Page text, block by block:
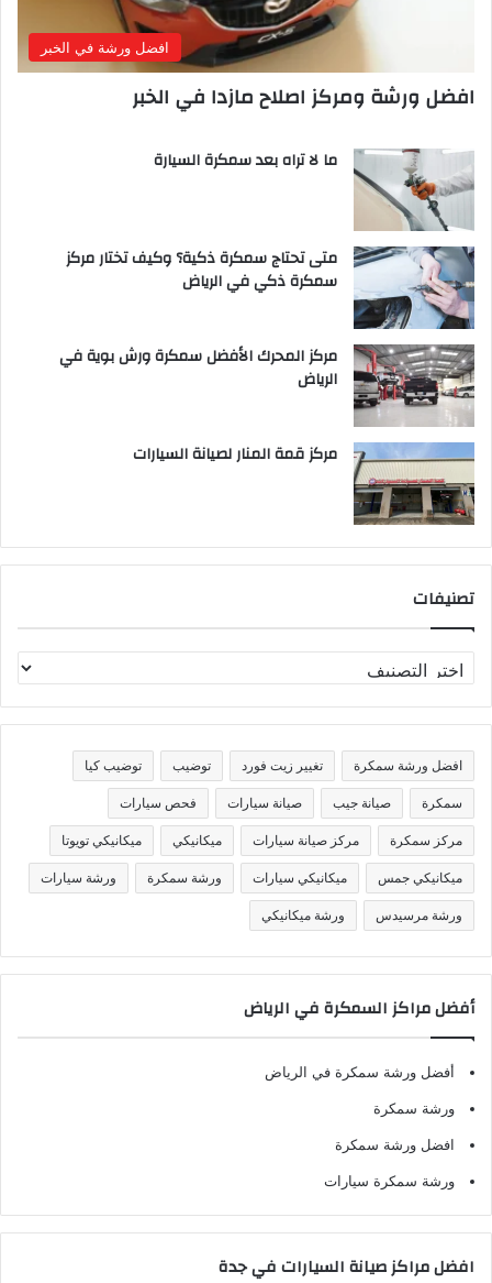
افضل ورشة في الخبر
افضل ورشة ومركز اصلاح مازدا في الخبر
ما لا تراه بعد سمكرة السيارة
متى تحتاج سمكرة ذكية؟ وكيف تختار مركز
سمكرة ذكي في الرياض
مركز المحرك الأفضل سمكرة ورش بوية في
الرياض
مركز قمة المنار لصيانة السيارات
تصنيفات
ص
ن
ف
ا
افضل ورشة سمكرة تغيير زيت فورد توضيب توضيب كيا
سمكرة صيانة جيب صيانة سيارات فحص سيارات
مركز سمكرة مركز صيانة سيارات ميكانيكي ميكانيكي تويوتا
ميكانيكي جمس ميكانيكي سيارات ورشة سمكرة ورشة سيارات
ورشة مرسيدس ورشة ميكانيكي
أفضل مراكز السمكرة في الرياض
أفضل ورشة سمكرة في الرياض
ورشة سمكرة
افضل ورشة سمكرة
ورشة سمكرة سيارات
افضل مراكز صيانة السيارات في جدة